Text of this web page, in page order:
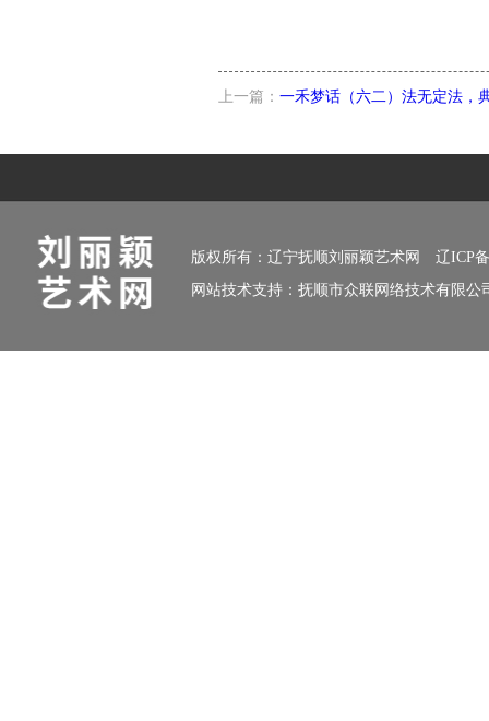
上一篇： 一禾梦话（六二）法无定法，
版权所有：辽宁抚顺刘丽颖艺术网 辽ICP
网站技术支持： 抚顺市众联网络技术有限公